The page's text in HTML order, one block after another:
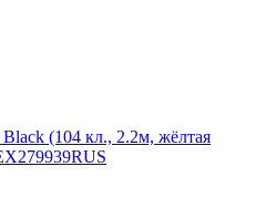
(104 кл., 2.2м, жёлтая